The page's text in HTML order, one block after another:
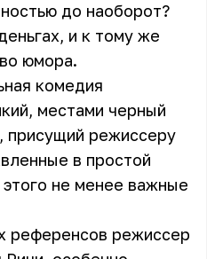
до наоборот?
и к тому же
юмора.
комедия
местами черный
присущий режиссеру
в простой
не менее важные
референсов режиссер